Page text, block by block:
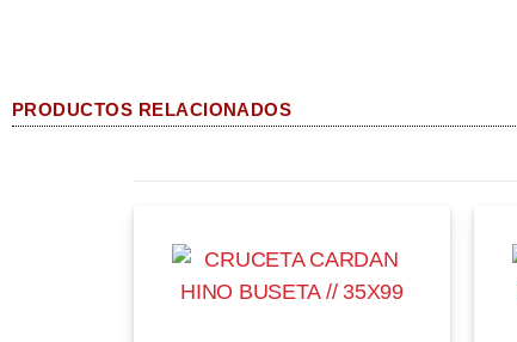
PRODUCTOS RELACIONADOS